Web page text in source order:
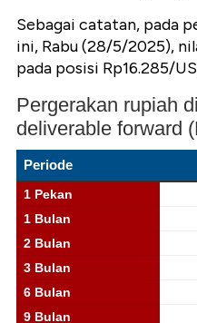
Sebagai catatan, pada
ini, Rabu (28/5/2025),
pada posisi Rp16.285/